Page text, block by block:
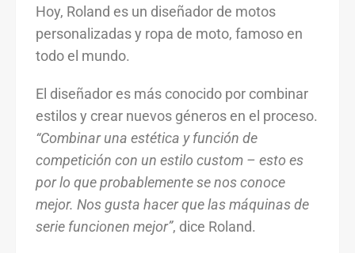
Hoy, Roland es un diseñador de motos
personalizadas y ropa de moto, famoso en
todo el mundo.
El diseñador es más conocido por combinar
estilos y crear nuevos géneros en el proceso.
“Combinar una estética y función de
competición con un estilo custom – esto es
por lo que probablemente se nos conoce
mejor. Nos gusta hacer que las máquinas de
serie funcionen mejor”, dice Roland.